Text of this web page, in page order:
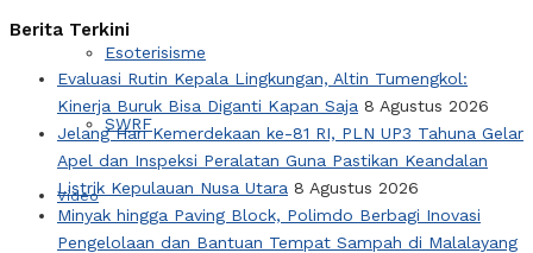
Esoterisisme
SWRF
Video
Berita Terkini
Evaluasi Rutin Kepala Lingkungan, Altin Tumengkol:
Kinerja Buruk Bisa Diganti Kapan Saja 8 Agustus 2026
Jelang Hari Kemerdekaan ke-81 RI, PLN UP3 Tahuna Gelar
Apel dan Inspeksi Peralatan Guna Pastikan Keandalan
Listrik Kepulauan Nusa Utara 8 Agustus 2026
Minyak hingga Paving Block, Polimdo Berbagi Inovasi
Pengelolaan dan Bantuan Tempat Sampah di Malalayang